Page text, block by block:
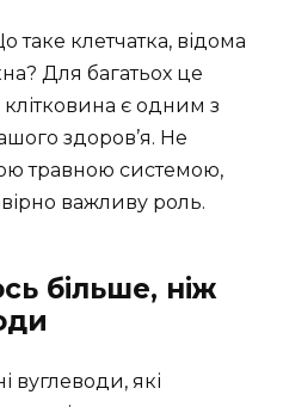
таке клетчатка, відома
Для багатьох це
клітковина є одним з
здоров’я. Не
травною системою,
важливу роль.
більше, ніж
вуглеводи, які